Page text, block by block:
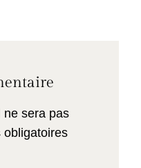
ne sera pas
obligatoires